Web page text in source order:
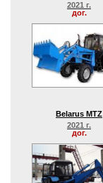
2021 г.
дог.
Belarus MTZ
2021 г.
дог.